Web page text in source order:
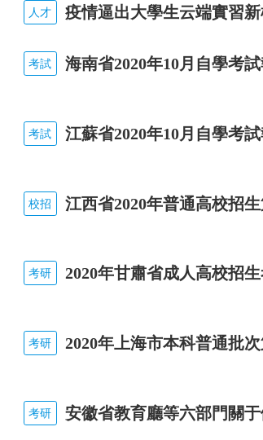
人才 疫情逼出大學生云端實習
考試 海南省2020年10月自學考
考試 江蘇省2020年10月自學考
校招 江西省2020年普通高校招
考研 2020年甘肅省成人高校招
考研 2020年上海市本科普通批
考研 安徽省教育廳等六部門關于